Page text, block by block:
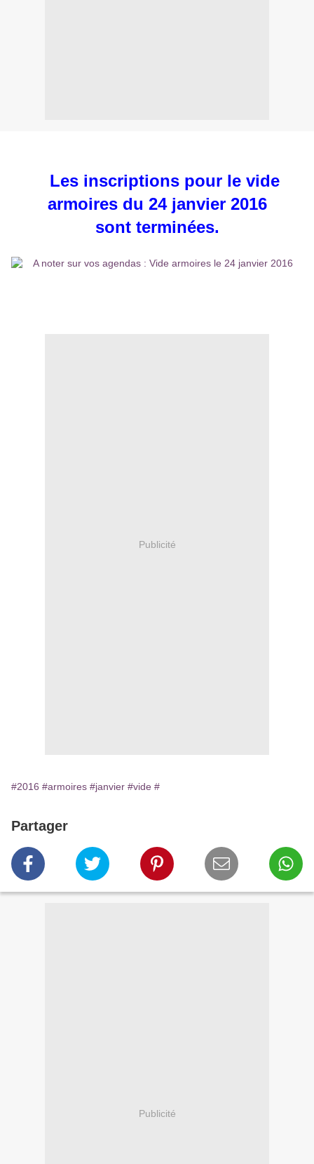
Les inscriptions pour le vide
armoires du 24 janvier 2016
sont terminées.
Publicité
#2016 #armoires #janvier #vide #
Partager
Publicité